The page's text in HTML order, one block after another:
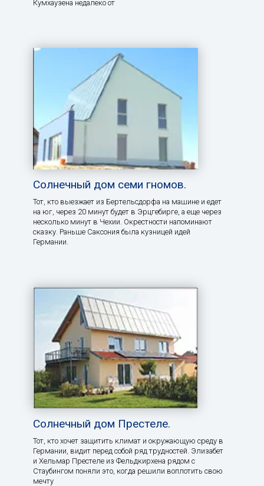
Кумхаузена недалеко от
Солнечный дом семи гномов.
Тот, кто выезжает из Бертельсдорфа на машине и едет
на юг, через 20 минут будет в Эрцгебирге, а еще через
несколько минут в Чехии. Окрестности напоминают
сказку. Раньше Саксония была кузницей идей
Германии.
Солнечный дом Престеле.
Тот, кто хочет защитить климат и окружающую среду в
Германии, видит перед собой ряд трудностей. Элизабет
и Хельмар Престеле из Фельдкирхена рядом с
Стаубингом поняли это, когда решили воплотить свою
мечту